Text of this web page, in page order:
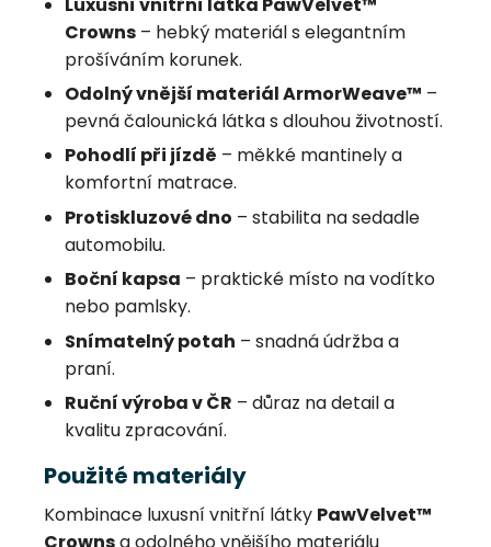
Crowns – hebký materiál s elegantním
prošíváním korunek.
Odolný vnější materiál ArmorWeave™ –
pevná čalounická látka s dlouhou životností.
Pohodlí při jízdě – měkké mantinely a
komfortní matrace.
Protiskluzové dno – stabilita na sedadle
automobilu.
Boční kapsa – praktické místo na vodítko
nebo pamlsky.
Snímatelný potah – snadná údržba a
praní.
Ruční výroba v ČR – důraz na detail a
kvalitu zpracování.
Použité materiály
Kombinace luxusní vnitřní látky PawVelvet™
Crownsa odolného vnějšího materiálu